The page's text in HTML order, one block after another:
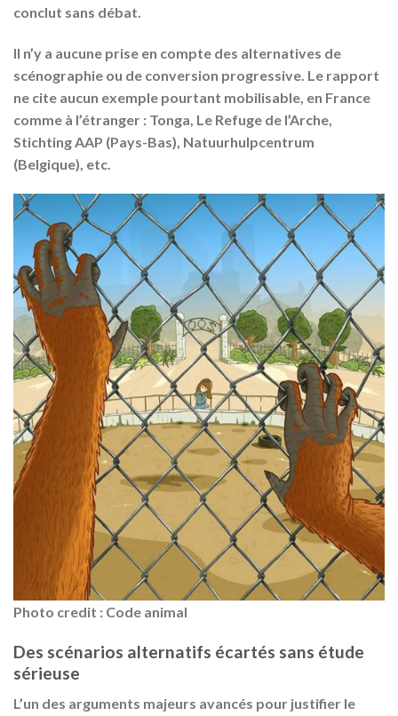
conclut sans débat.
Il n’y a aucune prise en compte des alternatives de
scénographie ou de conversion progressive. Le rapport
ne cite aucun exemple pourtant mobilisable, en France
comme à l’étranger : Tonga, Le Refuge de l’Arche,
Stichting AAP (Pays-Bas), Natuurhulpcentrum
(Belgique), etc.
Photo credit : Code animal
Des scénarios alternatifs écartés sans étude
sérieuse
L’un des arguments majeurs avancés pour justifier le